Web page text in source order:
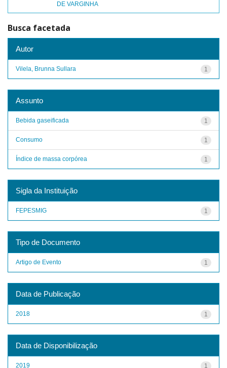
DE VARGINHA
Busca facetada
Autor
1
Vilela, Brunna Sullara
Assunto
1
Bebida gaseificada
1
Consumo
1
Índice de massa corpórea
Sigla da Instituição
1
FEPESMIG
Tipo de Documento
1
Artigo de Evento
Data de Publicação
1
2018
Data de Disponibilização
1
2019